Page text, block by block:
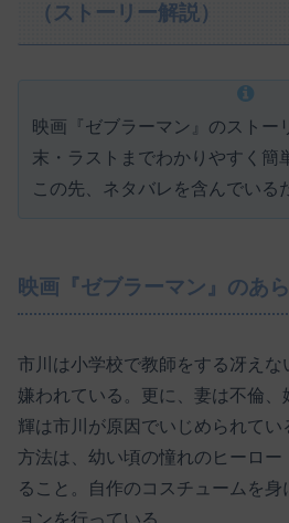
（ストーリー解説）
映画『ゼブラーマン』のストー
末・ラストまでわかりやすく簡
この先、ネタバレを含んでいる
映画『ゼブラーマン』のあら
市川は小学校で教師をする冴えな
嫌われている。更に、妻は不倫
輝は市川が原因でいじめられて
方法は、幼い頃の憧れのヒーロー
ること。自作のコスチュームを